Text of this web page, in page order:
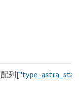
配列[